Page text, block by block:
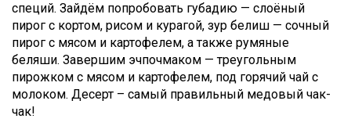
специй. Зайдём попробовать губадию — слоёный
пирог с кортом, рисом и курагой, зур белиш — сочный
пирог с мясом и картофелем, а также румяные
беляши. Завершим эчпочмаком — треугольным
пирожком с мясом и картофелем, под горячий чай с
молоком. Десерт – самый правильный медовый чак-
чак!